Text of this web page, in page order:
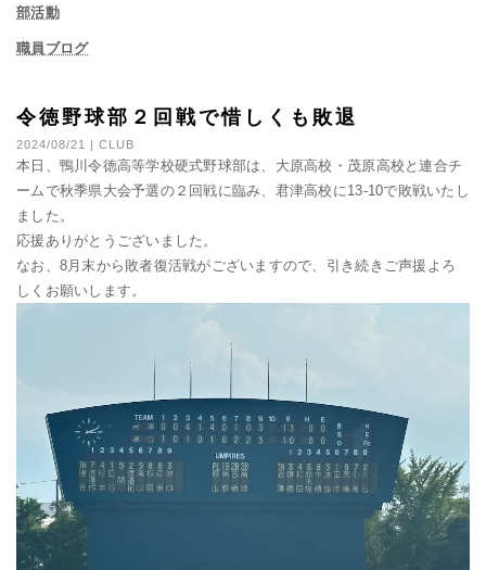
部活動
職員ブログ
令徳野球部２回戦で惜しくも敗退
2024/08/21 | CLUB
本日、鴨川令徳高等学校硬式野球部は、大原高校・茂原高校と連合チ
ームで秋季県大会予選の２回戦に臨み、君津高校に13-10で敗戦いたし
ました。
応援ありがとうございました。
なお、8月末から敗者復活戦がございますので、 引き続きご声援よろ
しくお願いします。